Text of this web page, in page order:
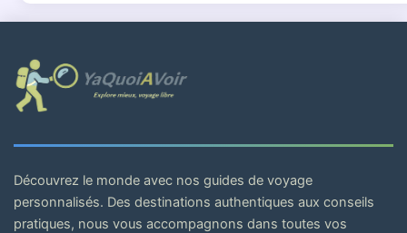
Découvrez le monde avec nos guides de voyage
personnalisés. Des destinations authentiques aux conseils
pratiques, nous vous accompagnons dans toutes vos